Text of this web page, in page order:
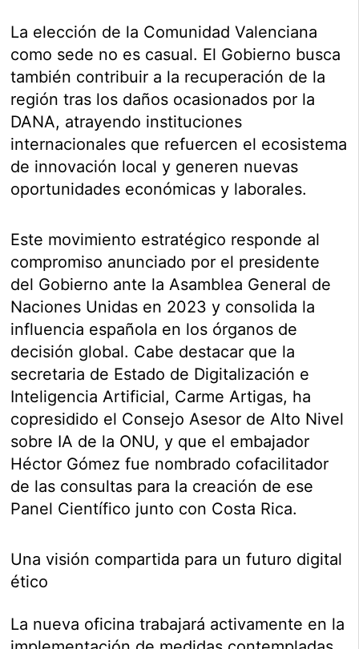
La elección de la Comunidad Valenciana
como sede no es casual. El Gobierno busca
también contribuir a la recuperación de la
región tras los daños ocasionados por la
DANA, atrayendo instituciones
internacionales que refuercen el ecosistema
de innovación local y generen nuevas
oportunidades económicas y laborales.
Este movimiento estratégico responde al
compromiso anunciado por el presidente
del Gobierno ante la Asamblea General de
Naciones Unidas en 2023 y consolida la
influencia española en los órganos de
decisión global. Cabe destacar que la
secretaria de Estado de Digitalización e
Inteligencia Artificial, Carme Artigas, ha
copresidido el Consejo Asesor de Alto Nivel
sobre IA de la ONU, y que el embajador
Héctor Gómez fue nombrado cofacilitador
de las consultas para la creación de ese
Panel Científico junto con Costa Rica.
Una visión compartida para un futuro digital
ético
La nueva oficina trabajará activamente en la